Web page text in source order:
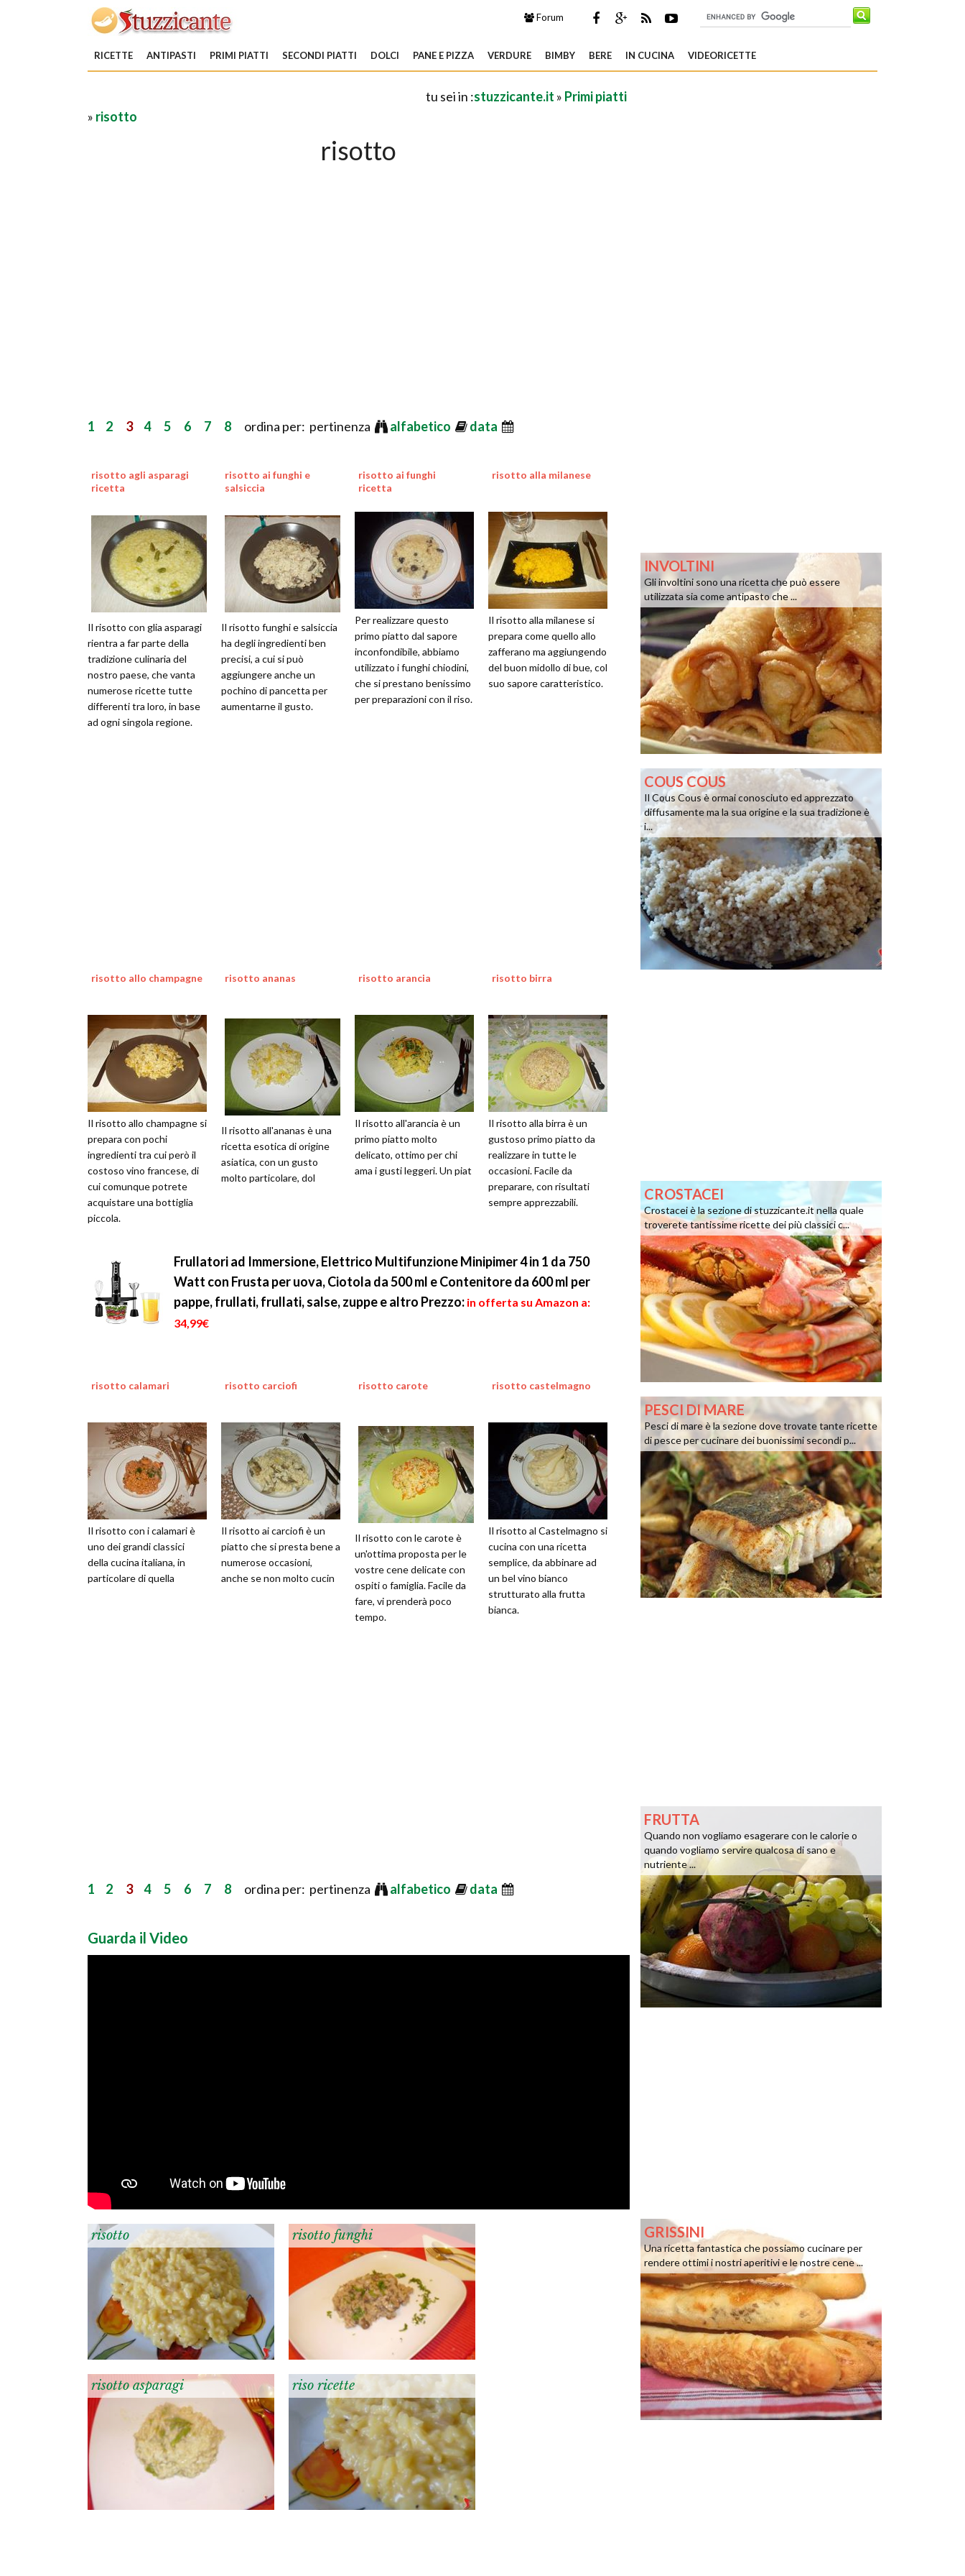
Forum
RICETTE ANTIPASTI PRIMI PIATTI SECONDI PIATTI DOLCI PANE E PIZZA VERDURE BIMBY BERE IN CUCINA VIDEORICETTE
tu sei in :stuzzicante.it » Primi piatti
» risotto
risotto
1 2 3 4 5 6 7 8 ordina per: pertinenza alfabetico data
risotto agli asparagi
ricetta
Il risotto con glia asparagi
rientra a far parte della
tradizione culinaria del
nostro paese, che vanta
numerose ricette tutte
differenti tra loro, in base
ad ogni singola regione.
risotto ai funghi e
salsiccia
Il risotto funghi e salsiccia
ha degli ingredienti ben
precisi, a cui si può
aggiungere anche un
pochino di pancetta per
aumentarne il gusto.
risotto ai funghi
ricetta
Per realizzare questo
primo piatto dal sapore
inconfondibile, abbiamo
utilizzato i funghi chiodini,
che si prestano benissimo
per preparazioni con il riso.
risotto alla milanese
Il risotto alla milanese si
prepara come quello allo
zafferano ma aggiungendo
del buon midollo di bue, col
suo sapore caratteristico.
risotto allo champagne
Il risotto allo champagne si
prepara con pochi
ingredienti tra cui però il
costoso vino francese, di
cui comunque potrete
acquistare una bottiglia
piccola.
risotto ananas
Il risotto all'ananas è una
ricetta esotica di origine
asiatica, con un gusto
molto particolare, dol
risotto arancia
Il risotto all'arancia è un
primo piatto molto
delicato, ottimo per chi
ama i gusti leggeri. Un piat
risotto birra
Il risotto alla birra è un
gustoso primo piatto da
realizzare in tutte le
occasioni. Facile da
preparare, con risultati
sempre apprezzabili.
Frullatori ad Immersione, Elettrico Multifunzione Minipimer 4 in 1 da 750
Watt con Frusta per uova, Ciotola da 500 ml e Contenitore da 600 ml per
pappe, frullati, frullati, salse, zuppe e altro Prezzo: in offerta su Amazon a:
34,99€
risotto calamari
Il risotto con i calamari è
uno dei grandi classici
della cucina italiana, in
particolare di quella
risotto carciofi
Il risotto ai carciofi è un
piatto che si presta bene a
numerose occasioni,
anche se non molto cucin
risotto carote
Il risotto con le carote è
un'ottima proposta per le
vostre cene delicate con
ospiti o famiglia. Facile da
fare, vi prenderà poco
tempo.
risotto castelmagno
Il risotto al Castelmagno si
cucina con una ricetta
semplice, da abbinare ad
un bel vino bianco
strutturato alla frutta
bianca.
1 2 3 4 5 6 7 8 ordina per: pertinenza alfabetico data
Guarda il Video
risotto risotto funghi
risotto asparagi riso ricette
INVOLTINI
Gli involtini sono una ricetta che può essere
utilizzata sia come antipasto che ...
COUS COUS
Il Cous Cous è ormai conosciuto ed apprezzato
diffusamente ma la sua origine e la sua tradizione è
i...
CROSTACEI
Crostacei è la sezione di stuzzicante.it nella quale
troverete tantissime ricette dei più classici c...
PESCI DI MARE
Pesci di mare è la sezione dove trovate tante ricette
di pesce per cucinare dei buonissimi secondi p...
FRUTTA
Quando non vogliamo esagerare con le calorie o
quando vogliamo servire qualcosa di sano e
nutriente ...
GRISSINI
Una ricetta fantastica che possiamo cucinare per
rendere ottimi i nostri aperitivi e le nostre cene ...